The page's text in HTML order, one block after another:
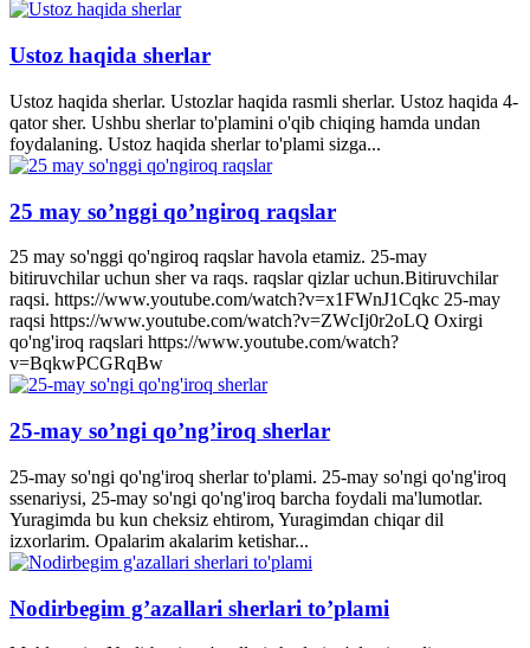
Ustoz haqida sherlar
Ustoz haqida sherlar. Ustozlar haqida rasmli sherlar. Ustoz haqida 4-
qator sher. Ushbu sherlar to'plamini o'qib chiqing hamda undan
foydalaning. Ustoz haqida sherlar to'plami sizga...
25 may so’nggi qo’ngiroq raqslar
25 may so'nggi qo'ngiroq raqslar havola etamiz. 25-may
bitiruvchilar uchun sher va raqs. raqslar qizlar uchun.Bitiruvchilar
raqsi. https://www.youtube.com/watch?v=x1FWnJ1Cqkc 25-may
raqsi https://www.youtube.com/watch?v=ZWcIj0r2oLQ Oxirgi
qo'ng'iroq raqslari https://www.youtube.com/watch?
v=BqkwPCGRqBw
25-may so’ngi qo’ng’iroq sherlar
25-may so'ngi qo'ng'iroq sherlar to'plami. 25-may so'ngi qo'ng'iroq
ssenariysi, 25-may so'ngi qo'ng'iroq barcha foydali ma'lumotlar.
Yuragimda bu kun cheksiz ehtirom, Yuragimdan chiqar dil
izxorlarim. Opalarim akalarim ketishar...
Nodirbegim g’azallari sherlari to’plami